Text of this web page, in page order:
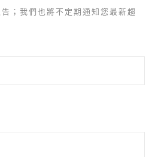
；我們也將不定期通知您最新趨